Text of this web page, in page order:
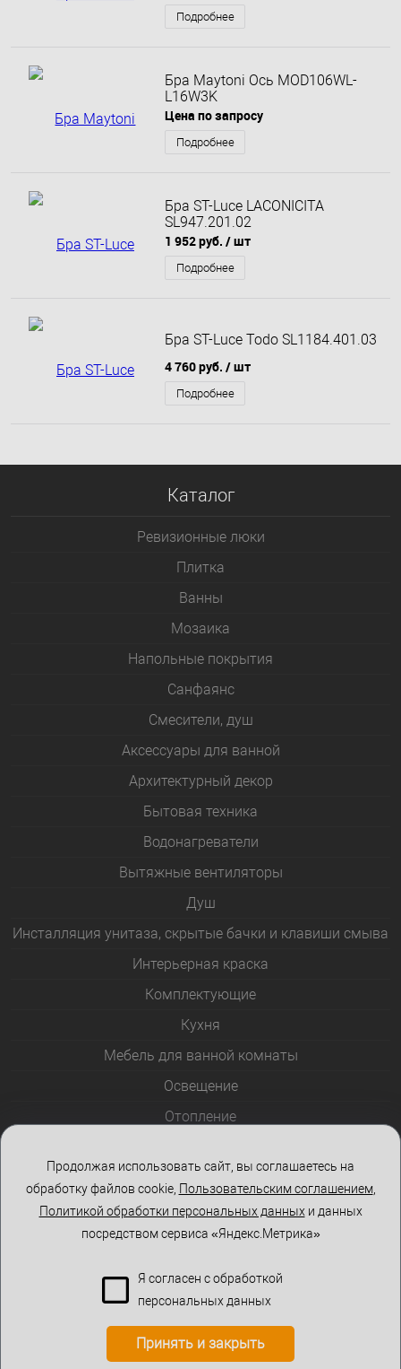
Подробнее
Бра Maytoni Ось MOD106WL-
L16W3K
Цена по запросу
Подробнее
Бра ST-Luce LACONICITA
SL947.201.02
1 952 руб. / шт
Подробнее
Бра ST-Luce Todo SL1184.401.03
4 760 руб. / шт
Подробнее
Каталог
Ревизионные люки
Плитка
Bанны
Мозаика
Напольные покрытия
Санфаянс
Смесители, душ
Аксессуары для ванной
Архитектурный декор
Бытовая техника
Водонагреватели
Вытяжные вентиляторы
Душ
Инсталляция унитаза, скрытые бачки и клавиши смыва
Интерьерная краска
Комплектующие
Кухня
Мебель для ванной комнаты
Освещение
Отопление
Розетки и выключатели
Стеклоблоки
Столы и стулья
Продолжая использовать сайт, вы соглашаетесь на
обработку файлов cookie, Пользовательским соглашением,
Политикой обработки персональных данных и данных
посредством сервиса «Яндекс.Метрика»
Я согласен с обработкой
персональных данных
Принять и закрыть